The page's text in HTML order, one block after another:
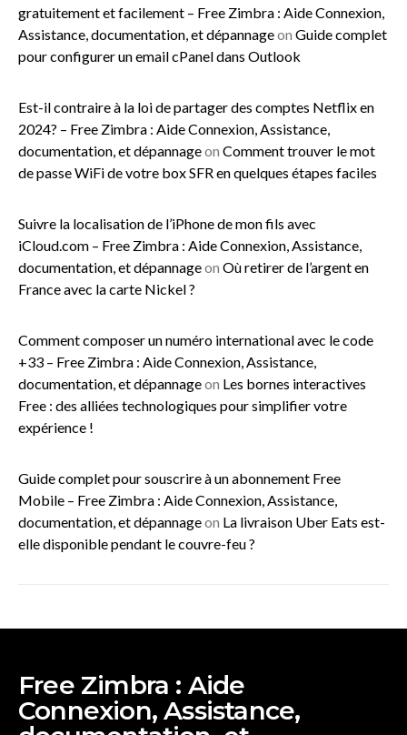
gratuitement et facilement – Free Zimbra : Aide Connexion,
Assistance, documentation, et dépannageon Guide complet
pour configurer un email cPanel dans Outlook
Est-il contraire à la loi de partager des comptes Netflix en
2024? – Free Zimbra : Aide Connexion, Assistance,
documentation, et dépannageon Comment trouver le mot
de passe WiFi de votre box SFR en quelques étapes faciles
Suivre la localisation de l’iPhone de mon fils avec
iCloud.com – Free Zimbra : Aide Connexion, Assistance,
documentation, et dépannageon Où retirer de l’argent en
France avec la carte Nickel ?
Comment composer un numéro international avec le code
+33 – Free Zimbra : Aide Connexion, Assistance,
documentation, et dépannageon Les bornes interactives
Free : des alliées technologiques pour simplifier votre
expérience !
Guide complet pour souscrire à un abonnement Free
Mobile – Free Zimbra : Aide Connexion, Assistance,
documentation, et dépannageon La livraison Uber Eats est-
elle disponible pendant le couvre-feu ?
Free Zimbra : Aide
Connexion, Assistance,